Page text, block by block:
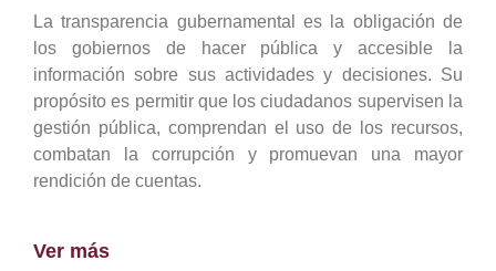
La transparencia gubernamental es la obligación de
los gobiernos de hacer pública y accesible la
información sobre sus actividades y decisiones. Su
propósito es permitir que los ciudadanos supervisen la
gestión pública, comprendan el uso de los recursos,
combatan la corrupción y promuevan una mayor
rendición de cuentas.
Ver más